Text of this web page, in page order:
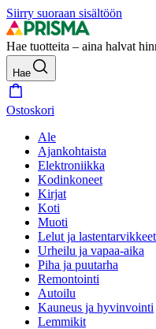
Siirry suoraan sisältöön
Hae tuotteita – aina halvat
Hae
Ostoskori
Ale
Ajankohtaista
Elektroniikka
Kodinkoneet
Kirjat
Koti
Muoti
Lelut ja lastentarvikkeet
Urheilu ja vapaa-aika
Piha ja puutarha
Remontointi
Autoilu
Kauneus ja hyvinvointi
Lemmikit